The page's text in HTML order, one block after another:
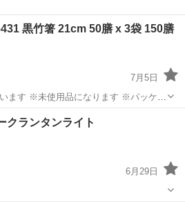
黒竹箸 21cm 50膳 x 3袋 150膳
7月5日
ます ※未使用品になります ※パッケー
問題ございません ※参考価格/1,098円
(150膳) ※他、在庫1セットあります 商品の特徴 黒竹箸 21...
クランタンライト
6月29日